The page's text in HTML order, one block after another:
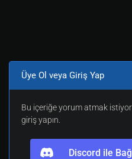
Üye Ol veya Giriş Yap
Bu içeriğe yorum atmak
giriş yapın.
Discord ile